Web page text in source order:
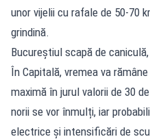
unor vijelii cu rafale de 50-70
grindină.
Bucureștiul scapă de
În Capitală, vremea va
maximă în jurul valorii de 30
norii se vor înmulți, iar
electrice și intensificări de